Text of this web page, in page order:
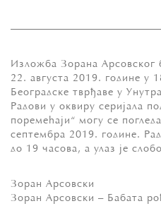
Изложба Зорана Арсовског
22. августа 2019. године у
Београдске тврђаве у
Радови у оквиру серијала
поремећаји“ могу се
септембра 2019. године.
до 19 часова, а улаз је
Зоран Арсовски
Зоран Арсовски – Бабата